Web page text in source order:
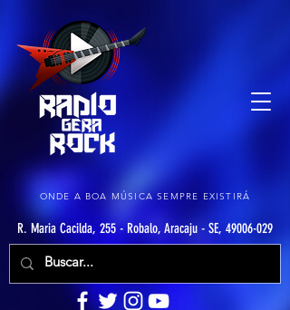
ONDE A BOA MÚSICA SEMPRE EXISTIRÁ
R. Maria Cacilda, 255 - Robalo, Aracaju - SE, 49006-029